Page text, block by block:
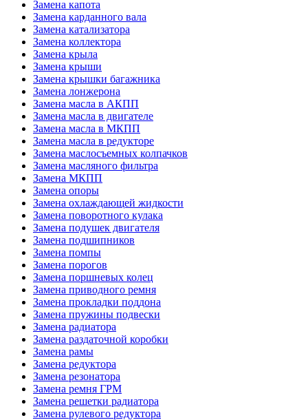
Замена капота
Замена карданного вала
Замена катализатора
Замена коллектора
Замена крыла
Замена крыши
Замена крышки багажника
Замена лонжерона
Замена масла в АКПП
Замена масла в двигателе
Замена масла в МКПП
Замена масла в редукторе
Замена маслосъемных колпачков
Замена масляного фильтра
Замена МКПП
Замена опоры
Замена охлаждающей жидкости
Замена поворотного кулака
Замена подушек двигателя
Замена подшипников
Замена помпы
Замена порогов
Замена поршневых колец
Замена приводного ремня
Замена прокладки поддона
Замена пружины подвески
Замена радиатора
Замена раздаточной коробки
Замена рамы
Замена редуктора
Замена резонатора
Замена ремня ГРМ
Замена решетки радиатора
Замена рулевого редуктора